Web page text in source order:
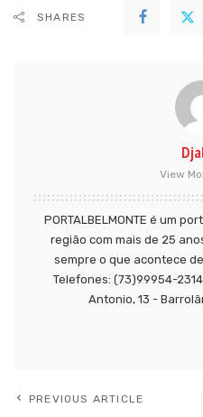
SHARES
View
PORTALBELMONTE é um
região com mais de 25
sempre o que acontece
Telefones: (73)99954-
Antonio, 13 -
PREVIOUS ARTICLE